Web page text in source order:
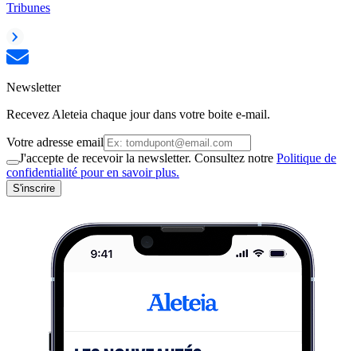
Tribunes
Newsletter
Recevez Aleteia chaque jour dans votre boite e-mail.
Votre adresse email
J'accepte de recevoir la newsletter. Consultez notre Politique de
confidentialité pour en savoir plus.
S'inscrire